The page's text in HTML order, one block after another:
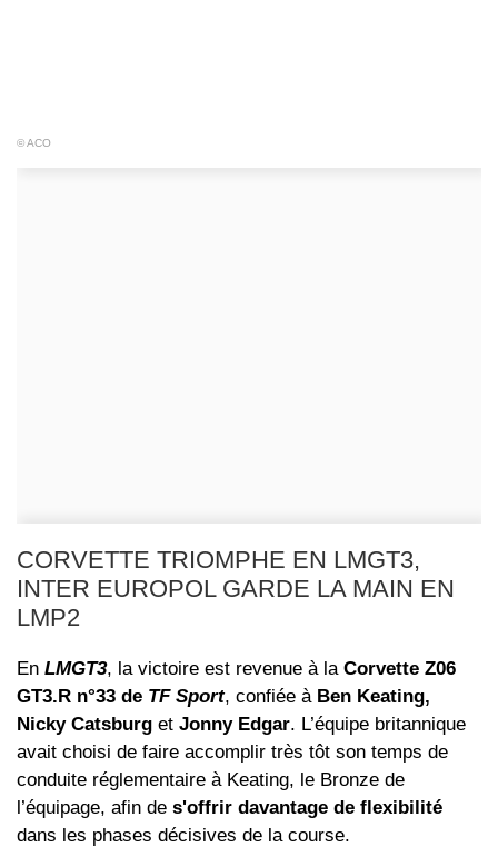
© ACO
CORVETTE TRIOMPHE EN LMGT3,
INTER EUROPOL GARDE LA MAIN EN
LMP2
En LMGT3, la victoire est revenue à la Corvette Z06
GT3.R n°33 de TF Sport, confiée à Ben Keating,
Nicky Catsburg et Jonny Edgar. L’équipe britannique
avait choisi de faire accomplir très tôt son temps de
conduite réglementaire à Keating, le Bronze de
l’équipage, afin de s'offrir davantage de flexibilité
dans les phases décisives de la course.